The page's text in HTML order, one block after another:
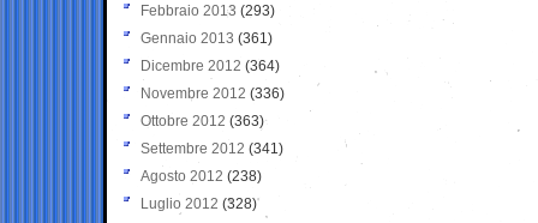
Febbraio 2013 (293)
Gennaio 2013 (361)
Dicembre 2012 (364)
Novembre 2012 (336)
Ottobre 2012 (363)
Settembre 2012 (341)
Agosto 2012 (238)
Luglio 2012 (328)